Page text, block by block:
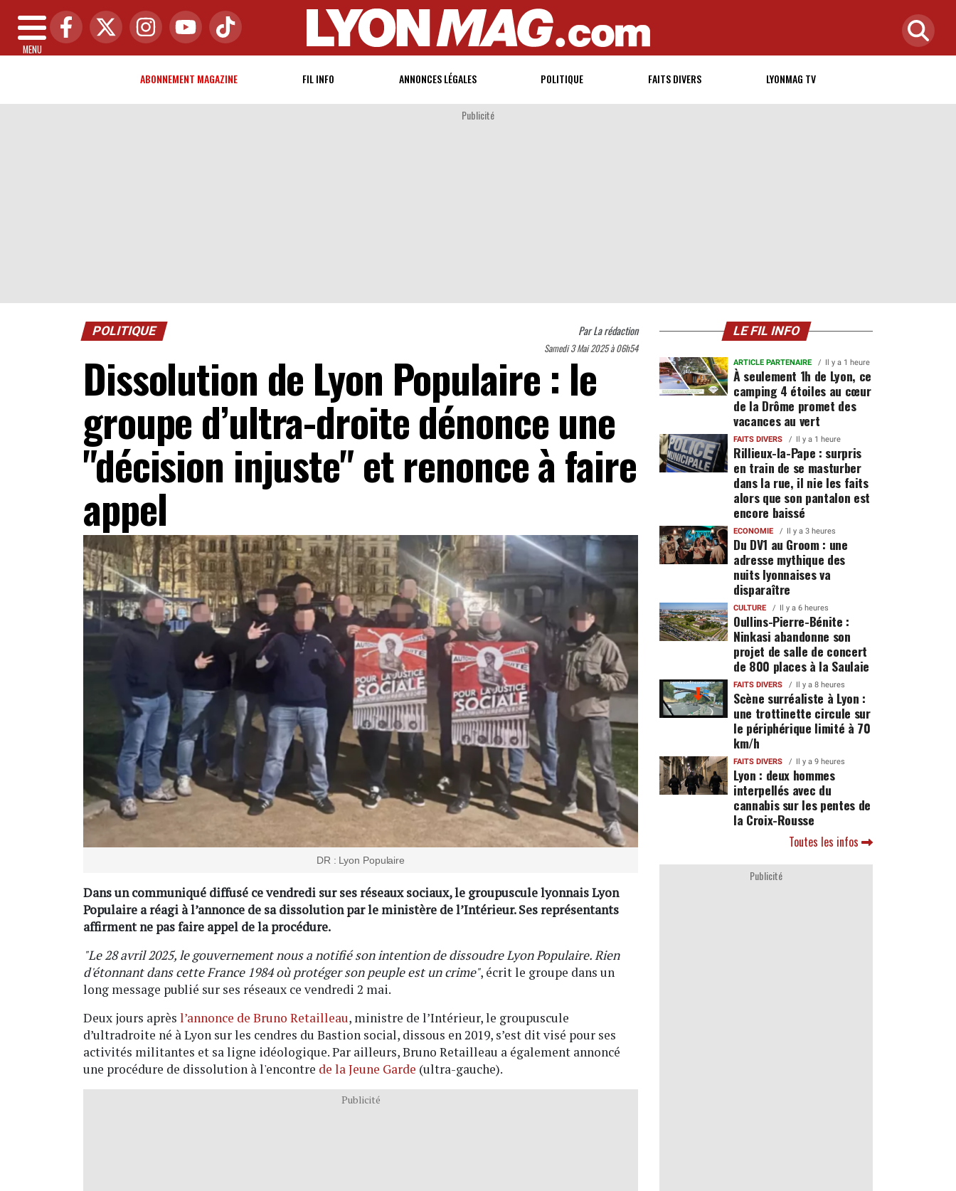
MENU
ABONNEMENT MAGAZINE FIL INFO ANNONCES LÉGALES POLITIQUE FAITS DIVERS LYONMAG TV
Publicité
POLITIQUE ParLa rédaction
Samedi 3 Mai 2025 à 06h54
Dissolution de Lyon Populaire : le
groupe d’ultra-droite dénonce une
"décision injuste" et renonce à faire
appel
DR : Lyon Populaire
Dans un communiqué diffusé ce vendredi sur ses réseaux sociaux, le groupuscule lyonnais Lyon
Populaire a réagi à l’annonce de sa dissolution par le ministère de l’Intérieur. Ses représentants
affirment ne pas faire appel de la procédure.
"Le 28 avril 2025, le gouvernement nous a notifié son intention de dissoudre Lyon Populaire. Rien
d'étonnant dans cette France 1984 où protéger son peuple est un crime", écrit le groupe dans un
long message publié sur ses réseaux ce vendredi 2 mai.
Deux jours après l’annonce de Bruno Retailleau, ministre de l’Intérieur, le groupuscule
d’ultradroite né à Lyon sur les cendres du Bastion social, dissous en 2019, s’est dit visé pour ses
activités militantes et sa ligne idéologique. Par ailleurs, Bruno Retailleau a également annoncé
une procédure de dissolution à l'encontre de la Jeune Garde (ultra-gauche).
Publicité
LE FIL INFO
ARTICLE PARTENAIRE Il y a 1 heure
À seulement 1h de Lyon, ce
camping 4 étoiles au cœur
de la Drôme promet des
vacances au vert
FAITS DIVERS Il y a 1 heure
Rillieux-la-Pape : surpris
en train de se masturber
dans la rue, il nie les faits
alors que son pantalon est
encore baissé
ECONOMIE Il y a 3 heures
Du DV1 au Groom : une
adresse mythique des
nuits lyonnaises va
disparaître
CULTURE Il y a 6 heures
Oullins-Pierre-Bénite :
Ninkasi abandonne son
projet de salle de concert
de 800 places à la Saulaie
FAITS DIVERS Il y a 8 heures
Scène surréaliste à Lyon :
une trottinette circule sur
le périphérique limité à 70
km/h
FAITS DIVERS Il y a 9 heures
Lyon : deux hommes
interpellés avec du
cannabis sur les pentes de
la Croix-Rousse
Toutes les infos
Publicité